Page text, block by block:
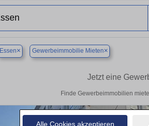
Alle Cookies akzeptieren
Essen× Gewerbeimmobilie Mieten×
Jetzt eine
Finde Gewerbeimmobilien